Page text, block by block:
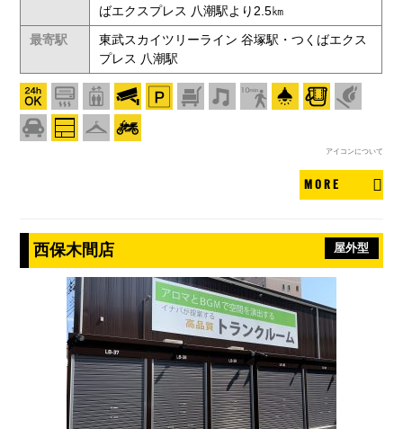
ばエクスプレス 八潮駅より2.5㎞
最寄駅
東武スカイツリーライン 谷塚駅・つくばエクス
プレス 八潮駅
アイコンについて
MORE
西保木間店 屋外型